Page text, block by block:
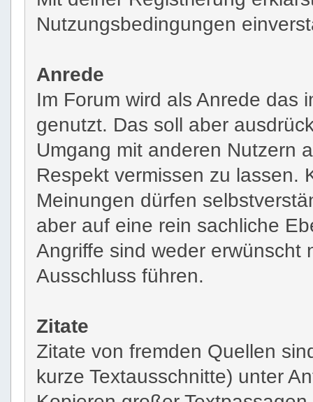
Nutzungsbedingungen
Anrede
Im Forum wird als Anrede das
genutzt. Das soll aber
Umgang mit anderen Nutzern
Respekt vermissen zu lassen.
Meinungen dürfen
aber auf eine rein sachliche
Angriffe sind weder
Ausschluss führen.
Zitate
Zitate von fremden Quellen
kurze Textausschnitte) unter